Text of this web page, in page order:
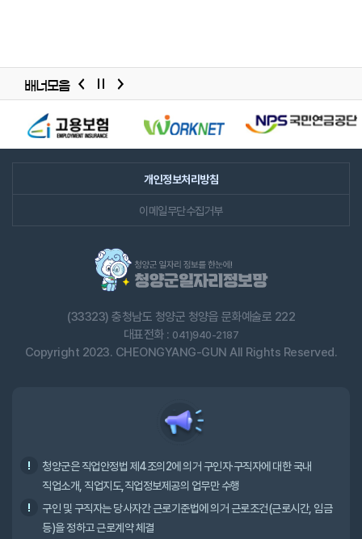
슬라이드
배너모음
개인정보처리방침
이메일무단수집거부
(33323) 충청남도 청양군 청양읍 문화예술로 222
대표전화 : 041)940-2187
Copyright 2023. CHEONGYANG-GUN All Rights Reserved.
청양군은 직업안정법 제4조의2에 의거 구인자·구직자에 대한 국내
직업소개, 직업지도,직업정보제공의 업무만 수행
구인 및 구직자는 당사자간 근로기준법에 의거 근로조건(근로시간, 임금
등)을 정하고 근로계약 체결